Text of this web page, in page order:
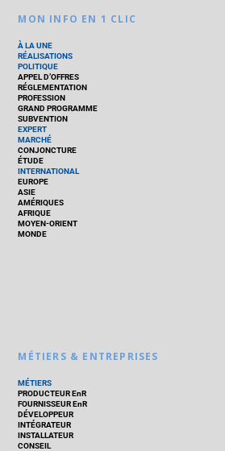
MON INFO EN 1 CLIC
À LA UNE
RÉALISATIONS
POLITIQUE
APPEL D’OFFRES
RÉGLEMENTATION
PROFESSION
GRAND PROGRAMME
SUBVENTION
EXPERT
MARCHÉ
CONJONCTURE
ÉTUDE
INTERNATIONAL
EUROPE
ASIE
AMÉRIQUES
AFRIQUE
MOYEN-ORIENT
MONDE
MÉTIERS & ENTREPRISES
MÉTIERS
PRODUCTEUR EnR
FOURNISSEUR EnR
DÉVELOPPEUR
INTÉGRATEUR
INSTALLATEUR
CONSEIL